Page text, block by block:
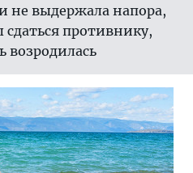
выдержала напора,
сдаться противнику,
возродилась